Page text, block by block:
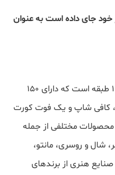
خود جای داده است به عنوان
مرکز خرید پالادیوم ساختمانی مدرن و ۱۳ طبقه است که دارای ۱۵۰
فروشگاه و ۲۵ رستوران، کافی شاپ و یک فوت کورت
مختلفی از جمله
شال و روسری، مانتو،
صنایع هنری از برندهای